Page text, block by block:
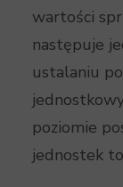
wartości
następuje
ustalaniu
poziomie
jednostek